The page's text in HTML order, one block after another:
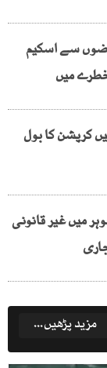
سے اسکیم
کرپشن کا بول
میں غیر قانونی
مزید پڑھیں...